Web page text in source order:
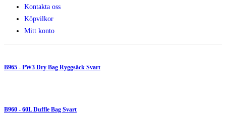
Kontakta oss
Köpvilkor
Mitt konto
B965 - PW3 Dry Bag Ryggsäck Svart
B960 - 60L Duffle Bag Svart